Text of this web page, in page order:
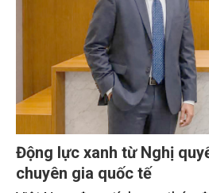
Động lực xanh từ Nghị
chuyên gia quốc tế